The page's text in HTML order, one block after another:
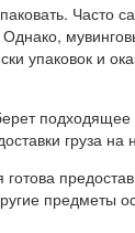
Часто
упаковок и
подходящее
груза на
предметы